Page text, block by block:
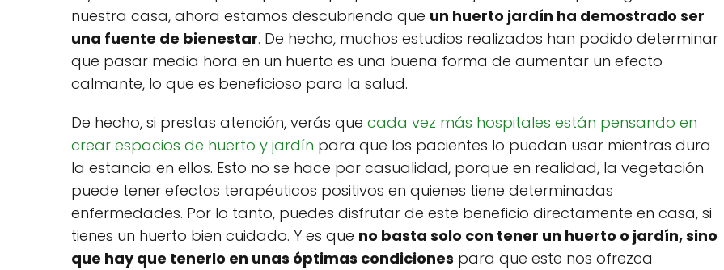
nuestra casa, ahora estamos descubriendo que un huerto jardín ha demostrado ser
una fuente de bienestar. De hecho, muchos estudios realizados han podido determinar
que pasar media hora en un huerto es una buena forma de aumentar un efecto
calmante, lo que es beneficioso para la salud.
De hecho, si prestas atención, verás que cada vez más hospitales están pensando en
crear espacios de huerto y jardín para que los pacientes lo puedan usar mientras dura
la estancia en ellos. Esto no se hace por casualidad, porque en realidad, la vegetación
puede tener efectos terapéuticos positivos en quienes tiene determinadas
enfermedades. Por lo tanto, puedes disfrutar de este beneficio directamente en casa, si
tienes un huerto bien cuidado. Y es que no basta solo con tener un huerto o jardín, sino
que hay que tenerlo en unas óptimas condiciones para que este nos ofrezca